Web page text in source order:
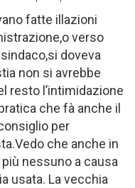
fatte illazioni
verso
doveva
non si avrebbe
resto l’intimidazione
che fà anche il
per
che anche in
nessuno a causa
usata. La vecchia